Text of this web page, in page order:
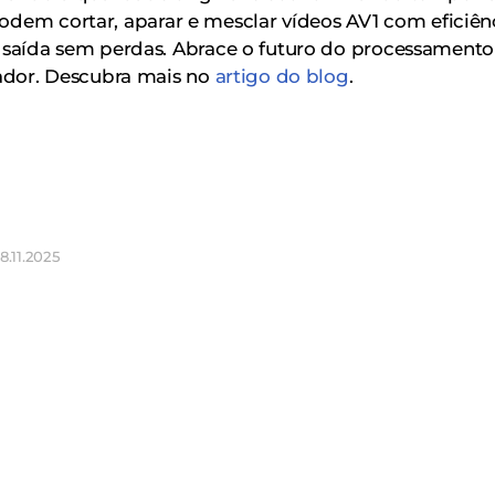
cortar, aparar e mesclar vídeos AV1 com
sem perdas. Abrace o futuro do
Descubra mais no artigo do blog.